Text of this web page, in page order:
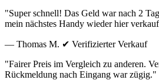
"Super schnell! Das Geld war nach 2
mein nächstes Handy wieder hier
— Thomas M. ✔ Verifizierter Verkauf
"Fairer Preis im Vergleich zu anderen.
Rückmeldung nach Eingang war zügig."